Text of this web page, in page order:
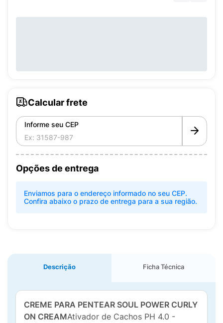
Calcular frete
Informe seu CEP
Opções de entrega
Enviamos para o endereço informado no seu CEP.
Confira abaixo o prazo de entrega para a sua região.
Descrição Ficha Técnica
CREME PARA PENTEAR SOUL POWER CURLY
ON CREAMAtivador de Cachos PH 4.0 -